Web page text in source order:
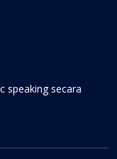
speaking secara